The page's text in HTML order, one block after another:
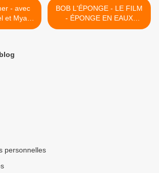
et Mya
le 11
BOB L'ÉPONGE - LE FILM
- ÉPONGE EN EAUX
TROUBLES - La Bande
personnelles